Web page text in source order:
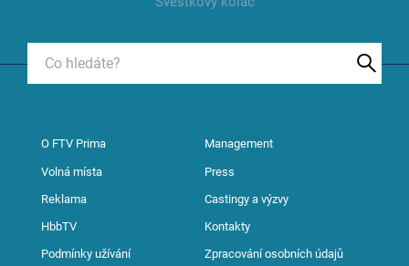
O FTV Prima Management
Volná místa Press
Reklama Castingy a výzvy
HbbTV Kontakty
Podmínky užívání Zpracování osobních údajů